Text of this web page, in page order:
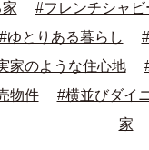
#フレンチシャビ
#ゆとりある暮らし
家のような住心地
物件 #横並びダイ
家